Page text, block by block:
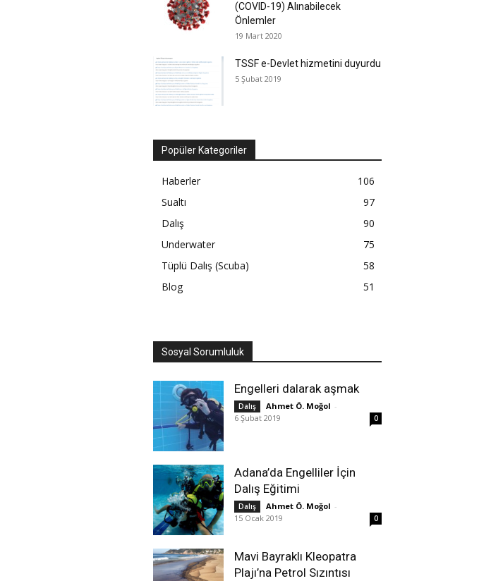
(COVID-19) Alınabilecek
Önlemler
19 Mart 2020
TSSF e-Devlet hizmetini duyurdu
5 Şubat 2019
Popüler Kategoriler
Haberler
106
Sualtı
97
Dalış
90
Underwater
75
Tüplü Dalış (Scuba)
58
Blog
51
Sosyal Sorumluluk
Engelleri dalarak aşmak
Dalış Ahmet Ö. Moğol -
6 Şubat 2019
0
Adana’da Engelliler İçin
Dalış Eğitimi
Dalış Ahmet Ö. Moğol -
15 Ocak 2019
0
Mavi Bayraklı Kleopatra
Plajı’na Petrol Sızıntısı